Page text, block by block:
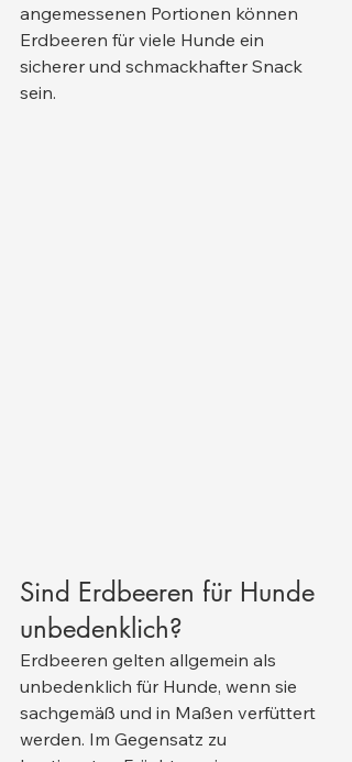
angemessenen Portionen können
Erdbeeren für viele Hunde ein
sicherer und schmackhafter Snack
sein.
Sind Erdbeeren für Hunde
unbedenklich?
Erdbeeren gelten allgemein als
unbedenklich für Hunde, wenn sie
sachgemäß und in Maßen verfüttert
werden. Im Gegensatz zu